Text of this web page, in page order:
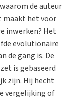
de auteur
maakt het voor
inwerken? Het
evolutionaire
de gang is. De
is gebaseerd
zijn. Hij hecht
vergelijking of